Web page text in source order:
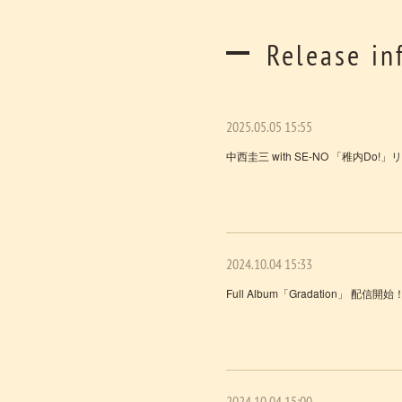
Release
2025.05.05 15:55
中西圭三 with SE-NO 「稚内Do!」リ
2024.10.04 15:33
Full Album「Gradation」 配信開始！